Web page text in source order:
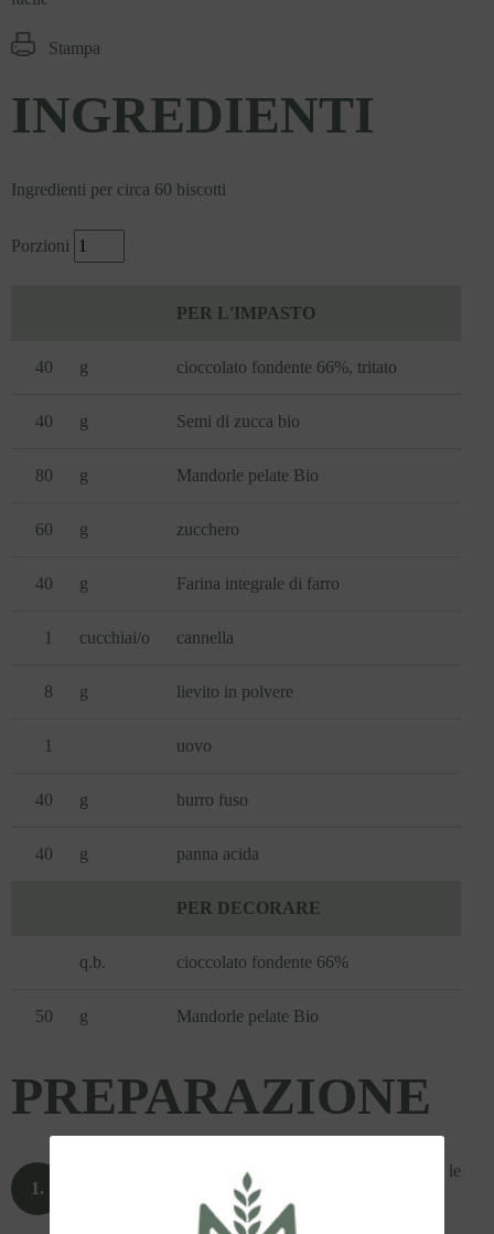
Stampa
INGREDIENTI
Ingredienti per circa 60 biscotti
Porzioni
PER L'IMPASTO
40 g cioccolato fondente 66%, tritato
40 g Semi di zucca bio
80 g Mandorle pelate Bio
60 g zucchero
40 g Farina integrale di farro
1 cucchiai/o cannella
8 g lievito in polvere
1 uovo
40 g burro fuso
40 g panna acida
PER DECORARE
q.b. cioccolato fondente 66%
50 g Mandorle pelate Bio
PREPARAZIONE
Per preparare questi deliziosi biscotti, inizia tostando le
mandorle in una padella. Una volta pronte, tritale
grossolanamente e mettile da parte: ti serviranno per